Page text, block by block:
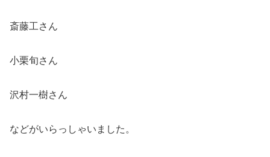
斎藤工さん
小栗旬さん
沢村一樹さん
などがいらっしゃいました。